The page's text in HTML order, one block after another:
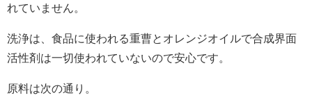
れていません。
洗浄は、食品に使われる重曹とオレンジオイルで合成界面
活性剤は一切使われていないので安心です。
原料は次の通り。